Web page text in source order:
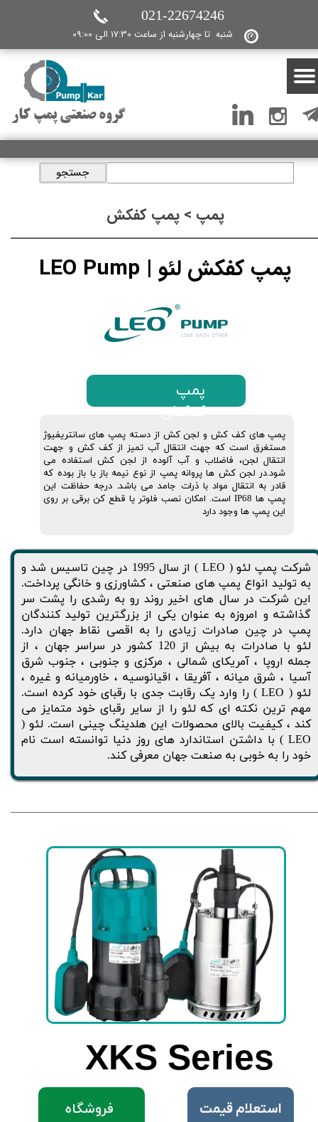
گروه صنعتی پمپ کار
شنبه تا چهارشنبه از ساعت 17:30 الی 09:00
021-22674246
جستجو
پمپ > پمپ کفکش
پمپ کفکش لئو | LEO Pump
شرکت پمپ لئو ( LEO ) از سال 1995 در چین تاسیس شد و
به تولید انواع پمپ های صنعتی ، کشاورزی و خانگی پرداخت.
این شرکت در سال های اخیر روند رو به رشدی را پشت سر
گذاشته و امروزه به عنوان یکی از بزرگترین تولید کنندگان
پمپ در چین صادرات زیادی را به اقصی نقاط جهان دارد.
لئو با صادرات به بیش از 120 کشور در سراسر جهان ، از
جمله اروپا ، آمریکای شمالی ، مرکزی و جنوبی ، جنوب شرق
آسیا ، شرق میانه ، آفریقا ، اقیانوسیه ، خاورمیانه و غیره ،
لئو ( LEO ) را وارد یک رقابت جدی با رقبای خود کرده است.
مهم ترین نکته ای که لئو را از سایر رقبای خود متمایز می
کند ، کیفیت بالای محصولات این هلدینگ چینی است. لئو (
LEO ) با داشتن استاندارد های روز دنیا توانسته است نام
خود را به خوبی به صنعت جهان معرفی کند.
XKS Series
پمپ های کف کش و لجن کش از دسته پمپ های سانتریفیوژ
مستغرق است که جهت انتقال آب تمیز از کف کش و جهت
انتقال لجن، فاضلاب و آب آلوده از لجن کش استفاده می
شود.در لجن کش ها پروانه پمپ از نوع نیمه باز یا باز بوده که
قادر به انتقال مواد با ذرات جامد می باشد. درجه حفاظت این
پمپ ها IP68 است. امکان نصب فلوتر یا قطع کن برقی بر روی
این پمپ ها وجود دارد
پمپ
کفکش
فروشگاه ​استعلام قیمت